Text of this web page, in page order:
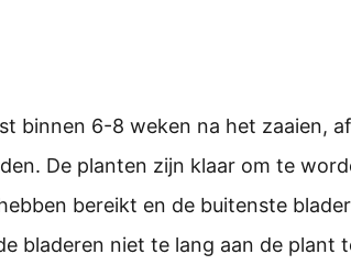
binnen 6-8 weken na het zaaien,
De planten zijn klaar om te
bereikt en de buitenste
bladeren niet te lang aan de plant